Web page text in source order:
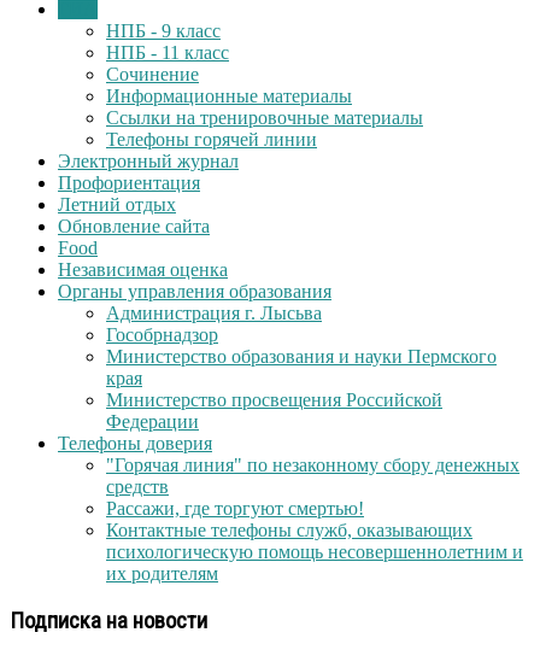
НПБ - 9 класс
НПБ - 11 класс
Сочинение
Информационные материалы
Ссылки на тренировочные материалы
Телефоны горячей линии
Электронный журнал
Профориентация
Летний отдых
Обновление сайта
Food
Независимая оценка
Органы управления образования
Администрация г. Лысьва
Гособрнадзор
Министерство образования и науки Пермского
края
Министерство просвещения Российской
Федерации
Телефоны доверия
"Горячая линия" по незаконному сбору денежных
средств
Рассажи, где торгуют смертью!
Контактные телефоны служб, оказывающих
психологическую помощь несовершеннолетним и
их родителям
Подписка на новости